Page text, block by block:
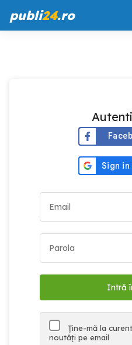
publi24.ro
Ține-mă la
noutăți pe email